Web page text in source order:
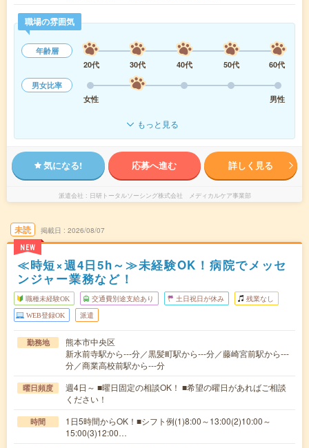
職場の雰囲気
年齢層
20代
30代 40代 50代
60代
男女比率
女性
男性
もっと見る
気になる! 応募へ進む 詳しく見る
派遣会社 日研トータルソーシング株式会社 メディカルケア事業部
未読
NEW
掲載日 2026/08/07
≪時短×週4日5h～≫未経験OK！病院でメッセ
ンジャー業務など！
職種未経験OK 交通費別途支給あり 土日祝日が休み 残業なし
WEB登録OK 派遣
勤務地
熊本市中央区
新水前寺駅から---分／黒髪町駅から---分／藤崎宮前駅から---
分／商業高校前駅から---分
曜日頻度
週4日～ ■曜日固定の相談OK！ ■希望の曜日があればご相談
ください！
時間
1日5時間からOK！■シフト例(1)8:00～13:00(2)10:00～
15:00(3)12:00…